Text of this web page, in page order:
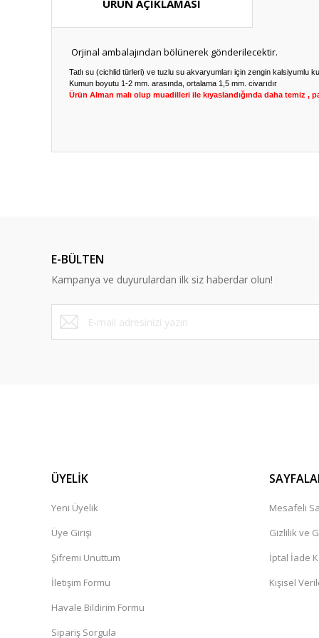
ÜRÜN AÇIKLAMASI
Orjinal ambalajından bölünerek gönderilecektir.
Tatlı su (cichlid türleri) ve tuzlu su akvaryumları için zengin kalsiyumlu
Kumun boyutu 1-2 mm. arasında, ortalama 1,5 mm. civarıdır
Ürün Alman malı olup muadilleri ile kıyaslandığında daha temiz ,
Ürün bilgilerinde hatalar bulunuyor.
Ürün fiyatı diğer sitelerden daha pahalı.
Bu ürüne benzer farklı alternatifler olmalı.
E-BÜLTEN
Kampanya ve duyurulardan ilk siz haberdar olun!
ÜYELİK
Yeni Üyelik
Üye Girişi
Şifremi Unuttum
İletişim Formu
Havale Bildirim Formu
Sipariş Sorgula
Mesafeli
Gizlilik ve
İptal İade
Kişisel